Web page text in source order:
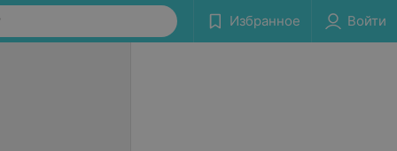
Избранное Войти